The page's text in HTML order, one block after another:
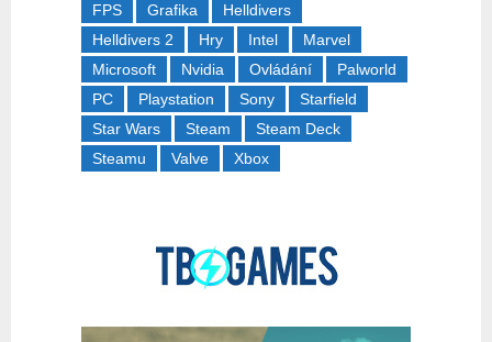
FPS
Grafika
Helldivers
Helldivers 2
Hry Intel
Marvel
Microsoft
Nvidia Ovládání
Palworld
PC
Playstation Sony
Starfield
Star Wars
Steam
Steam Deck
Steamu
Valve Xbox